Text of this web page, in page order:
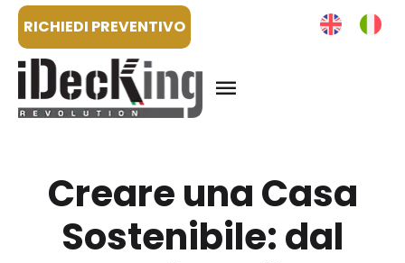
RICHIEDI PREVENTIVO
Creare una Casa
Sostenibile: dal